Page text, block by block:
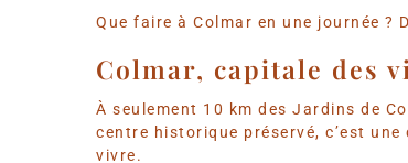
Que faire à Colmar en une journée ?
Colmar, capitale des
À seulement 10 km des Jardins de
centre historique préservé, c’est
vivre.